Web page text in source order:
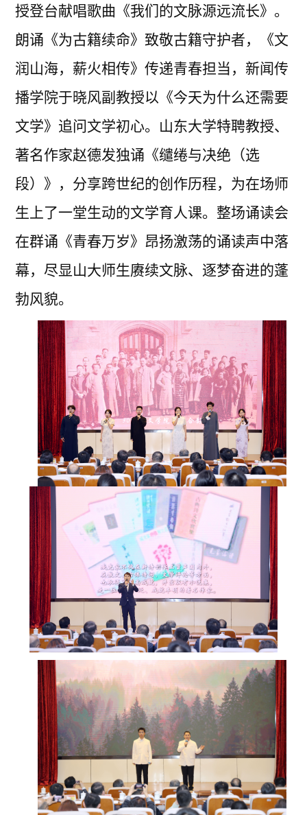
授登台献唱歌曲《我们的文脉源远流长》。
朗诵《为古籍续命》致敬古籍守护者，《文
润山海，薪火相传》传递青春担当，新闻传
播学院于晓风副教授以《今天为什么还需要
文学》追问文学初心。山东大学特聘教授、
著名作家赵德发独诵《缱绻与决绝（选
段）》，分享跨世纪的创作历程，为在场师
生上了一堂生动的文学育人课。整场诵读会
在群诵《青春万岁》昂扬激荡的诵读声中落
幕，尽显山大师生赓续文脉、逐梦奋进的蓬
勃风貌。